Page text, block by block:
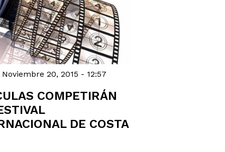
20, 2015 - 12:57
COMPETIRÁN
DE COSTA